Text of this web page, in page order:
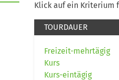
Klick auf ein Kriterium
TOURDAUER
Freizeit-mehrtägig
Kurs
Kurs-eintägig